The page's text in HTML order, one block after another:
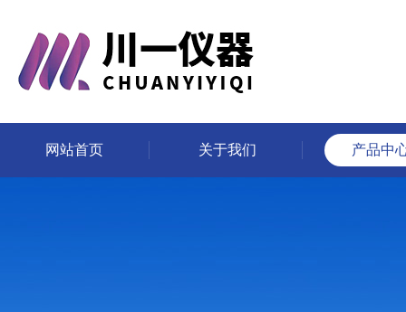
网站首页 关于我们 产品中